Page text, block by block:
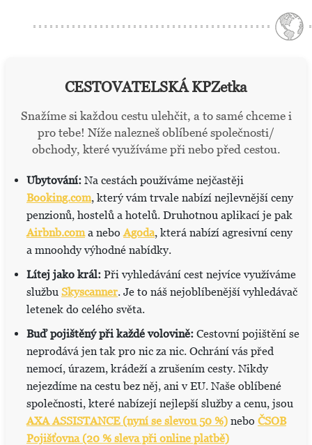
CESTOVATELSKÁ KPZetka
Snažíme si každou cestu ulehčit, a to samé chceme i
pro tebe! Níže nalezneš oblíbené společnosti/
obchody, které využíváme při nebo před cestou.
Ubytování: Na cestách používáme nejčastěji
Booking.com, který vám trvale nabízí nejlevnější ceny
penzionů, hostelů a hotelů. Druhotnou aplikací je pak
Airbnb.coma neboAgoda, která nabízí agresivní ceny
a mnoohdy výhodné nabídky.
Lítej jako král: Při vyhledávání cest nejvíce využíváme
službu Skyscanner. Je to náš nejoblíbenější vyhledávač
letenek do celého světa.
Buď pojištěný při každé volovině: Cestovní pojištění se
neprodává jen tak pro nic za nic. Ochrání vás před
nemocí, úrazem, krádeží a zrušením cesty. Nikdy
nejezdíme na cestu bez něj, ani v EU. Naše oblíbené
společnosti, které nabízejí nejlepší služby a cenu, jsou
AXA ASSISTANCE (nyní se slevou 50 %) nebo ČSOB
Pojišťovna (20 % sleva při online platbě)